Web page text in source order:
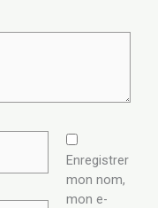
Enregistrer
mon nom,
mon e-